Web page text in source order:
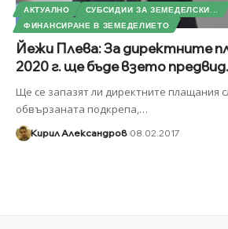
АКТУАЛНО
СУБСИДИИ ЗА ЗЕМЕДЕЛСКИ...
ФИНАНСИРАНЕ В ЗЕМЕДЕЛИЕТО
Йежи Плева: За директните
2020 г. ще бъде взето
Ще се запазят ли директните плащания
обвързаната подкрепа,…
Кирил Александров 08.02.2017